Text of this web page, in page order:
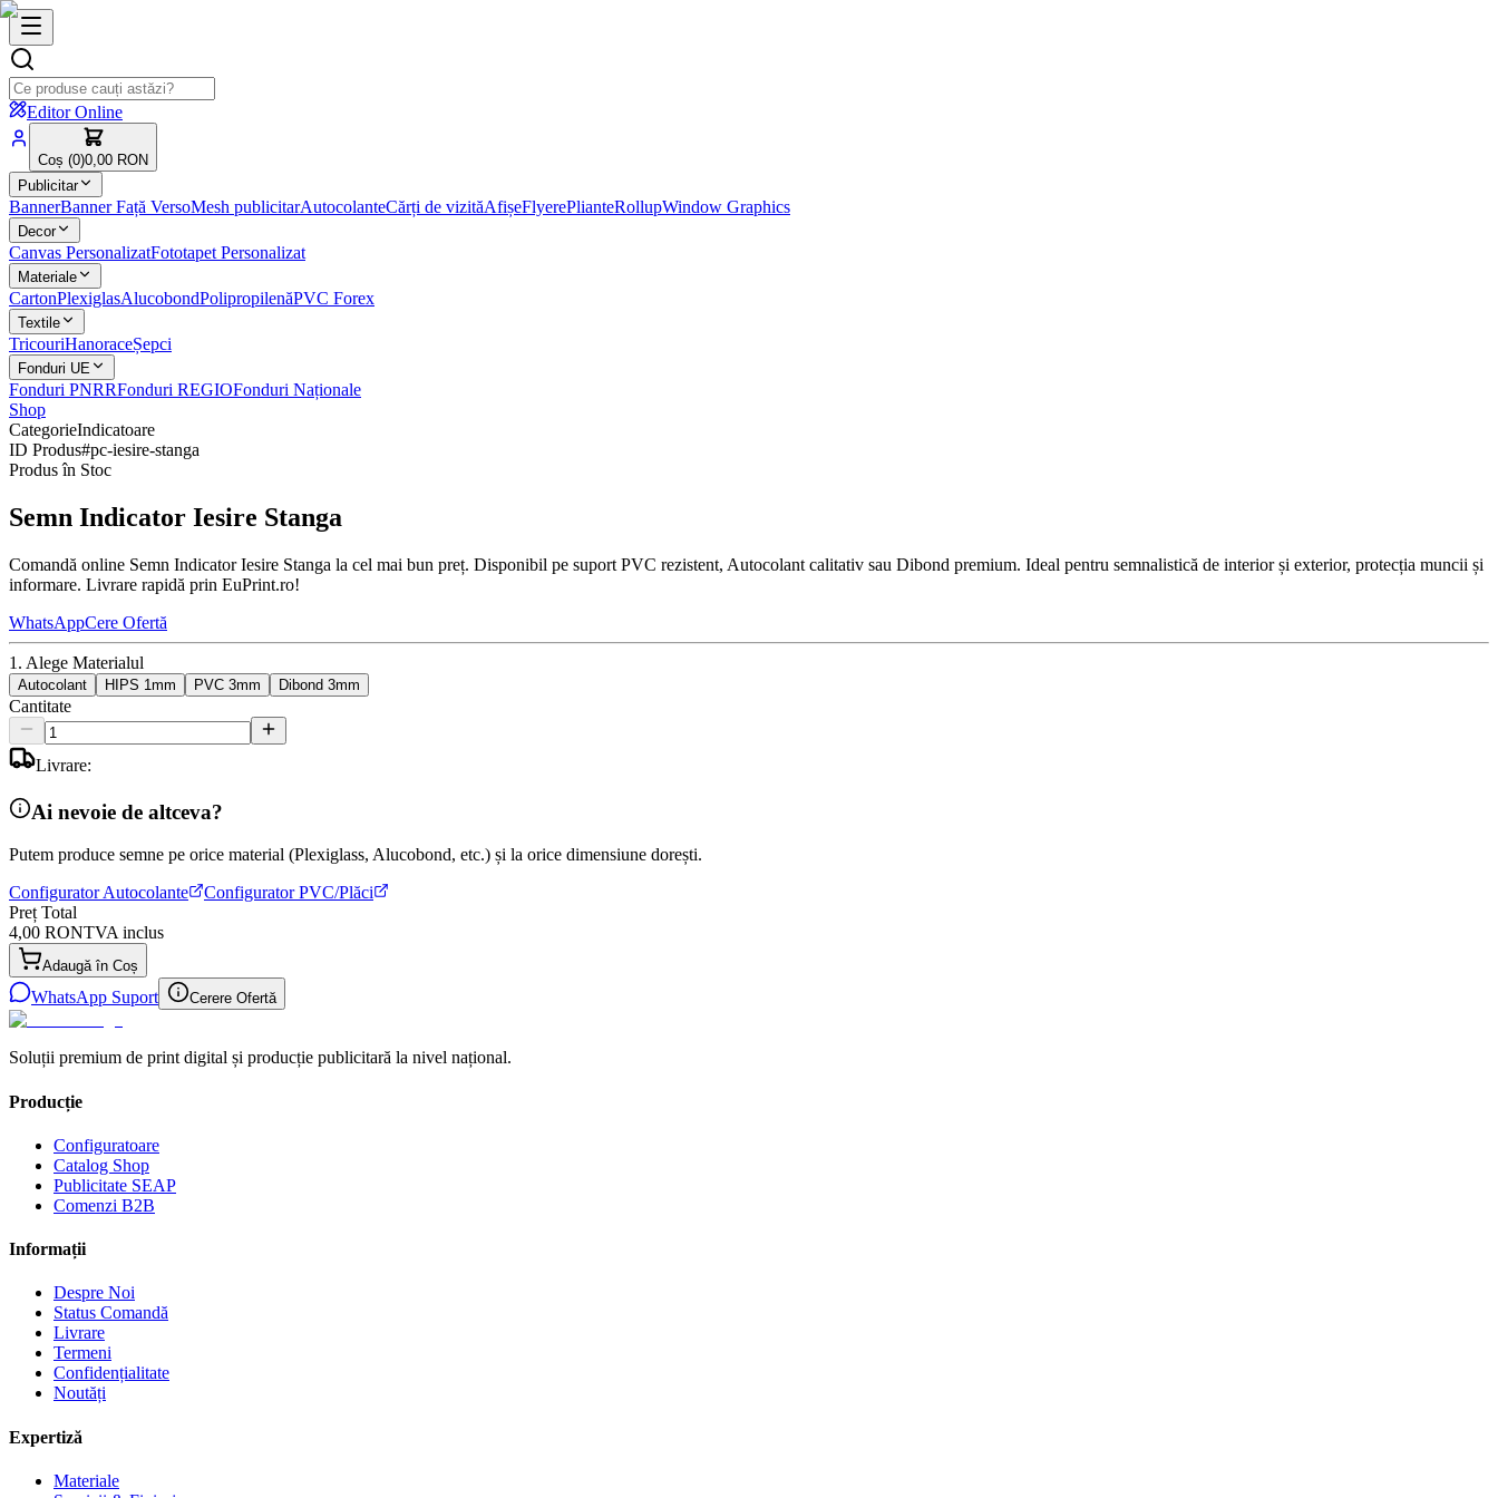
Editor Online
Coș (0)0,00 RON
Publicitar
BannerBanner Față VersoMesh publicitarAutocolanteCărți de vizităAfișeFlyerePlianteRollupWindow Graphics
Decor
Canvas PersonalizatFototapet Personalizat
Materiale
CartonPlexiglasAlucobondPolipropilenăPVC Forex
Textile
TricouriHanoraceȘepci
Fonduri UE
Fonduri PNRRFonduri REGIOFonduri Naționale
Shop
CategorieIndicatoare
ID Produs#pc-iesire-stanga
Produs în Stoc
Semn Indicator Iesire Stanga
Comandă online Semn Indicator Iesire Stanga la cel mai bun preț. Disponibil pe suport PVC rezistent, Autocolant calitativ sau Dibond premium. Ideal pentru semnalistică de interior și exterior, protecția muncii și
informare. Livrare rapidă prin EuPrint.ro!
WhatsAppCere Ofertă
1. Alege Materialul
Autocolant HIPS 1mm PVC 3mm Dibond 3mm
Cantitate
Livrare:
Ai nevoie de altceva?
Putem produce semne pe orice material (Plexiglass, Alucobond, etc.) și la orice dimensiune dorești.
Configurator Autocolante
Configurator PVC/Plăci
Preț Total
4,00 RONTVA inclus
Adaugă în Coș
WhatsApp Suport Cerere Ofertă
Soluții premium de print digital și producție publicitară la nivel național.
Producție
Configuratoare
Catalog Shop
Publicitate SEAP
Comenzi B2B
Informații
Despre Noi
Status Comandă
Livrare
Termeni
Confidențialitate
Noutăți
Expertiză
Materiale